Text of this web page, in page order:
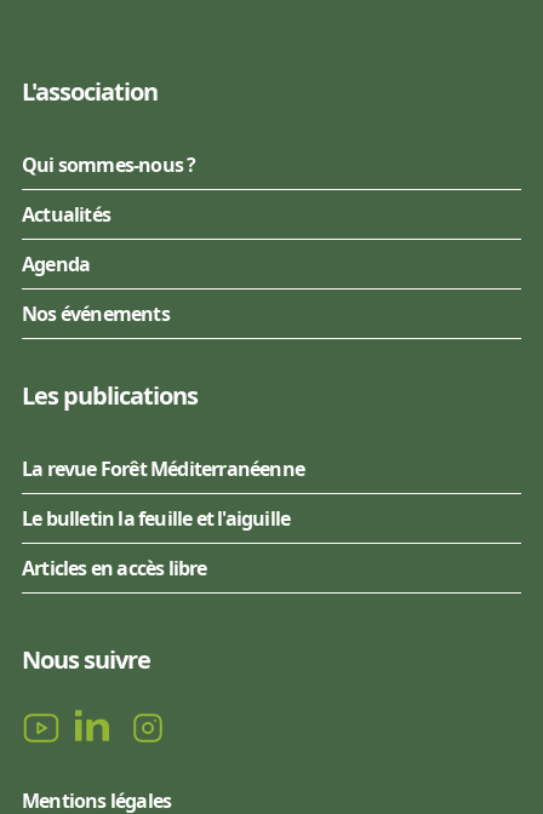
L'association
Qui sommes-nous ?
Actualités
Agenda
Nos événements
Les publications
La revue Forêt Méditerranéenne
Le bulletin la feuille et l'aiguille
Articles en accès libre
Nous suivre
Mentions légales